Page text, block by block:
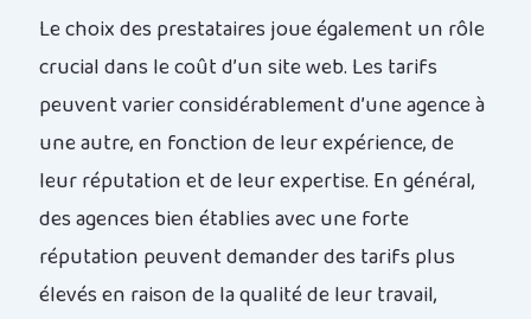
Le choix des prestataires joue également un rôle
crucial dans le coût d’un site web. Les tarifs
peuvent varier considérablement d’une agence à
une autre, en fonction de leur expérience, de
leur réputation et de leur expertise. En général,
des agences bien établies avec une forte
réputation peuvent demander des tarifs plus
élevés en raison de la qualité de leur travail,